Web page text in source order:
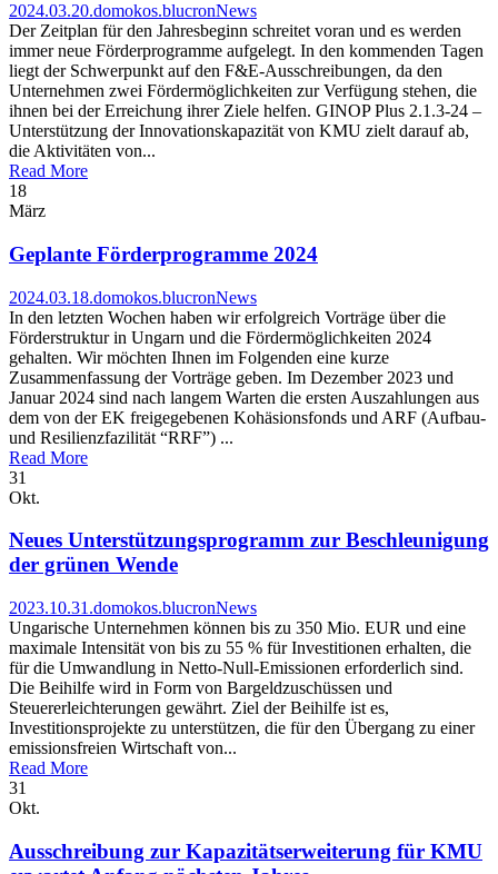
2024.03.20.domokos.blucronNews
Der Zeitplan für den Jahresbeginn schreitet voran und es werden
immer neue Förderprogramme aufgelegt. In den kommenden Tagen
liegt der Schwerpunkt auf den F&E-Ausschreibungen, da den
Unternehmen zwei Fördermöglichkeiten zur Verfügung stehen, die
ihnen bei der Erreichung ihrer Ziele helfen. GINOP Plus 2.1.3-24 –
Unterstützung der Innovationskapazität von KMU zielt darauf ab,
die Aktivitäten von...
Read More
18
März
Geplante Förderprogramme 2024
2024.03.18.domokos.blucronNews
In den letzten Wochen haben wir erfolgreich Vorträge über die
Förderstruktur in Ungarn und die Fördermöglichkeiten 2024
gehalten. Wir möchten Ihnen im Folgenden eine kurze
Zusammenfassung der Vorträge geben. Im Dezember 2023 und
Januar 2024 sind nach langem Warten die ersten Auszahlungen aus
dem von der EK freigegebenen Kohäsionsfonds und ARF (Aufbau-
und Resilienzfazilität “RRF”) ...
Read More
31
Okt.
Neues Unterstützungsprogramm zur Beschleunigung
der grünen Wende
2023.10.31.domokos.blucronNews
Ungarische Unternehmen können bis zu 350 Mio. EUR und eine
maximale Intensität von bis zu 55 % für Investitionen erhalten, die
für die Umwandlung in Netto-Null-Emissionen erforderlich sind.
Die Beihilfe wird in Form von Bargeldzuschüssen und
Steuererleichterungen gewährt. Ziel der Beihilfe ist es,
Investitionsprojekte zu unterstützen, die für den Übergang zu einer
emissionsfreien Wirtschaft von...
Read More
31
Okt.
Ausschreibung zur Kapazitätserweiterung für KMU